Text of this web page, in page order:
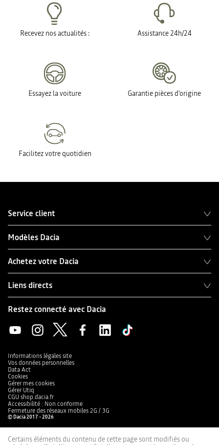
Recevez nos actualités : Assistance 24h/24
Essayez la voiture Garantie pièces d'origine
Facilitez votre quotidien
Service client
Modèles Dacia
Achetez votre Dacia
Liens directs
Restez connecté avec Dacia
Informations légales site
Vos données personnelles
Data Act
Cookies
Gérer mes cookies
Gérer Utiq
CGU shop.dacia.fr
Accessibilité : Non conforme
Fermeture des réseaux mobiles 2G / 3G
© Dacia 2017 - 2026
Certains éléments du contenu de cette page sont modifiés ou